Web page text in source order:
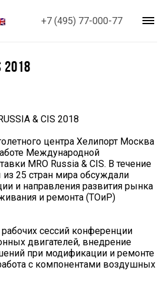
+7 (495) 77-000-77
2018
& CIS 2018
центра Хелипорт Москва
Международной
MRO Russia & CIS. В течение
25 стран мира обсуждали
и направления развития рынка
и ремонта (ТОиР)
сессий конференции
двигателей, внедрение
при модификации и ремонте
с компонентами воздушных